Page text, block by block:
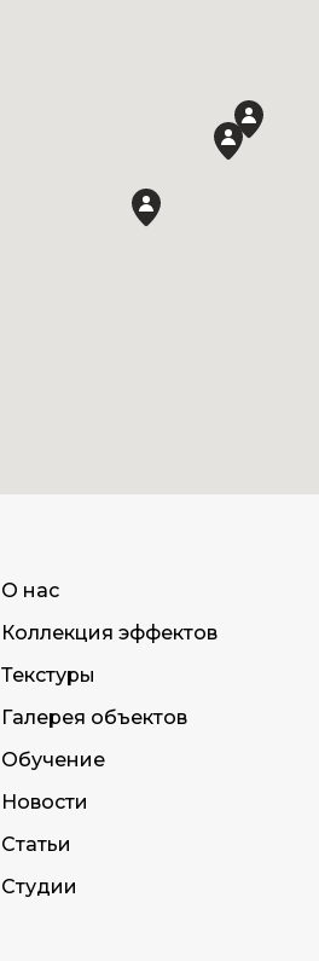
О нас
Коллекция эффектов
Текстуры
Галерея объектов
Обучение
Новости
Статьи
Студии